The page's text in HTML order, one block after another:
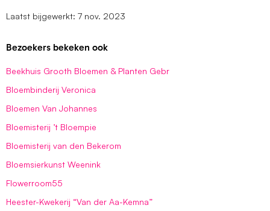
Laatst bijgewerkt: 7 nov. 2023
Bezoekers bekeken ook
Beekhuis Grooth Bloemen & Planten Gebr
Bloembinderij Veronica
Bloemen Van Johannes
Bloemisterij ’t Bloempie
Bloemisterij van den Bekerom
Bloemsierkunst Weenink
Flowerroom55
Heester-Kwekerij “Van der Aa-Kemna”